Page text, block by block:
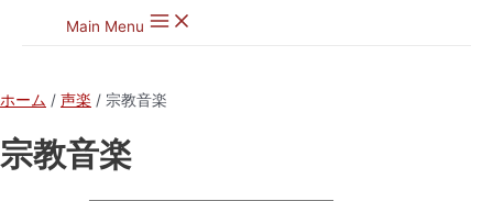
Main Menu
ホーム / 声楽 / 宗教音楽
宗教音楽